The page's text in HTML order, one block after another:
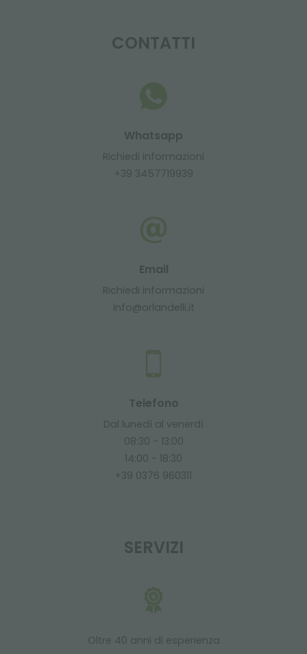
CONTATTI
Whatsapp
Richiedi informazioni
+39 3457719939
Email
Richiedi informazioni
info@orlandelli.it
Telefono
Dal lunedì al venerdì
08:30 - 13:00
14:00 - 18:30
+39 0376 960311
SERVIZI
Oltre 40 anni di esperienza